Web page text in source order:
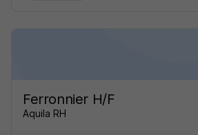
Ferronnier H/F
Aquila RH